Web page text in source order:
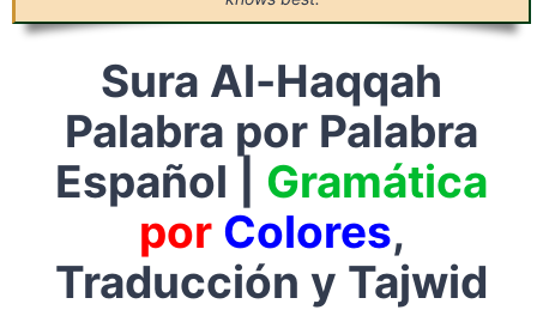
Sura Al-Haqqah
Palabra por Palabra
Español | Gramática
por Colores,
Traducción y Tajwid